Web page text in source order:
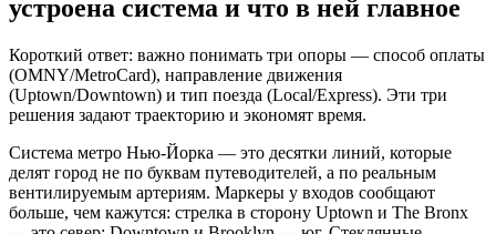
устроена система и что в ней главное
Короткий ответ: важно понимать три опоры — способ оплаты
(OMNY/MetroCard), направление движения
(Uptown/Downtown) и тип поезда (Local/Express). Эти три
решения задают траекторию и экономят время.
Система метро Нью‑Йорка — это десятки линий, которые
делят город не по буквам путеводителей, а по реальным
вентилируемым артериям. Маркеры у входов сообщают
больше, чем кажутся: стрелка в сторону Uptown и The Bronx